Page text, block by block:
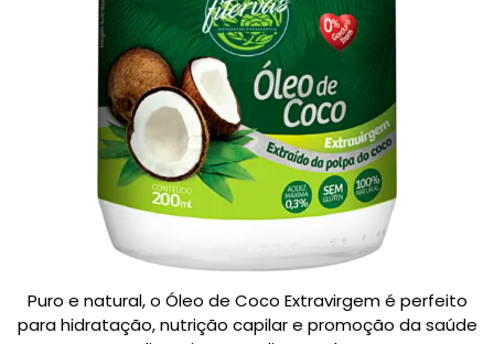
Puro e natural, o Óleo de Coco Extravirgem é perfeito
para hidratação, nutrição capilar e promoção da saúde